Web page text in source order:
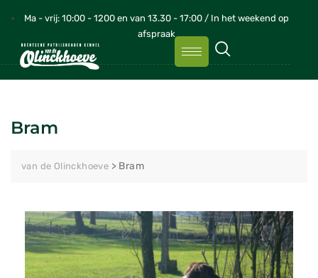
Ma - vrij: 10:00 - 1200 en van 13.30 - 17:00 / In het weekend op
afspraak
Bram
van de Olinckhoeve > Bram